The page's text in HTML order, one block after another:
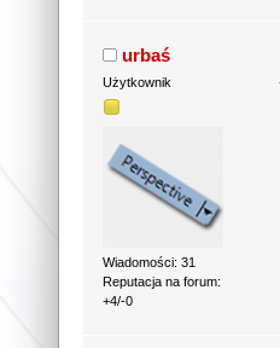
urbaś
Użytkownik
Wiadomości: 31
Reputacja na forum:
+4/-0